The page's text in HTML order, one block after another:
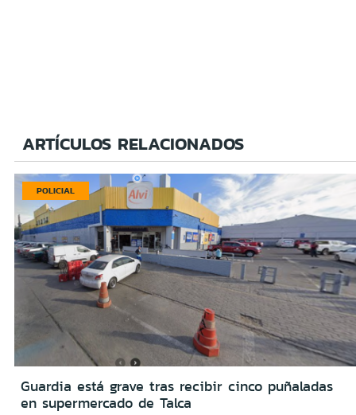
ARTÍCULOS RELACIONADOS
POLICIAL
Guardia está grave tras recibir cinco puñaladas
en supermercado de Talca